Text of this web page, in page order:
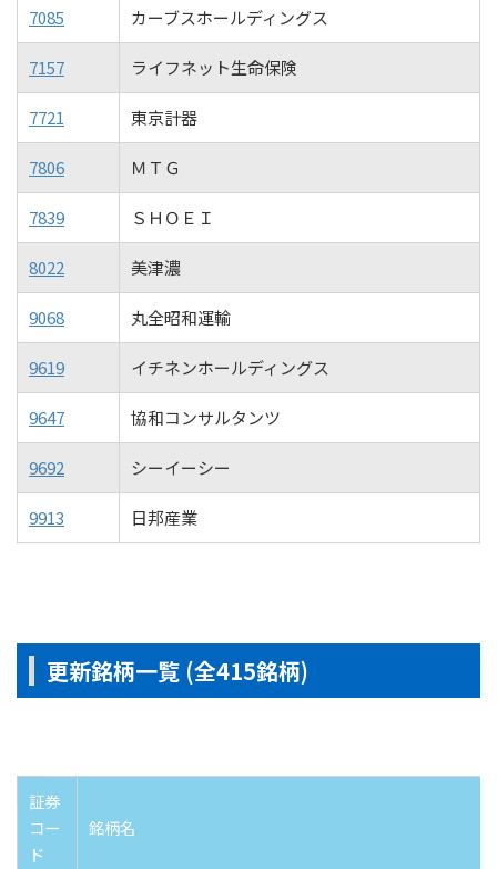
7085 カーブスホールディングス
7157 ライフネット生命保険
7721 東京計器
7806 ＭＴＧ
7839 ＳＨＯＥＩ
8022 美津濃
9068 丸全昭和運輸
9619 イチネンホールディングス
9647 協和コンサルタンツ
9692 シーイーシー
9913 日邦産業
更新銘柄一覧 (全415銘柄)
証券
コー
ド
銘柄名